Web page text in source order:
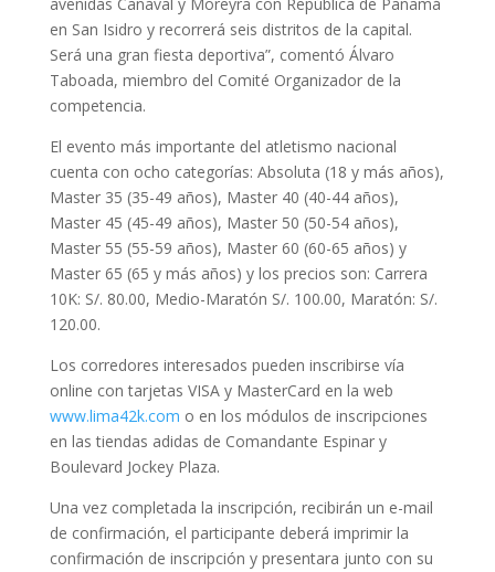
avenidas Canaval y Moreyra con República de Panamá
en San Isidro y recorrerá seis distritos de la capital.
Será una gran fiesta deportiva”, comentó Álvaro
Taboada, miembro del Comité Organizador de la
competencia.
El evento más importante del atletismo nacional
cuenta con ocho categorías: Absoluta (18 y más años),
Master 35 (35-49 años), Master 40 (40-44 años),
Master 45 (45-49 años), Master 50 (50-54 años),
Master 55 (55-59 años), Master 60 (60-65 años) y
Master 65 (65 y más años) y los precios son: Carrera
10K: S/. 80.00, Medio-Maratón S/. 100.00, Maratón: S/.
120.00.
Los corredores interesados pueden inscribirse vía
online con tarjetas VISA y MasterCard en la web
www.lima42k.com o en los módulos de inscripciones
en las tiendas adidas de Comandante Espinar y
Boulevard Jockey Plaza.
Una vez completada la inscripción, recibirán un e-mail
de confirmación, el participante deberá imprimir la
confirmación de inscripción y presentara junto con su